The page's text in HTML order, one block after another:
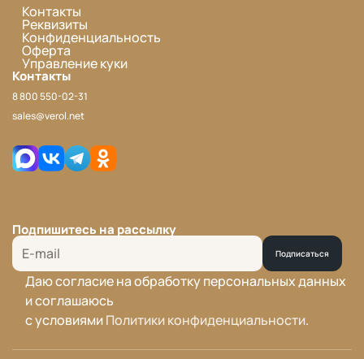
Контакты
Реквизиты
Конфиденциальность
Оферта
Управление куки
Контакты
8 800 550-02-31
sales@verol.net
Подпишитесь на рассылку
Подписаться
Даю согласие на обработку персональных данных
и соглашаюсь
с условиямиПолитики конфиденциальности.